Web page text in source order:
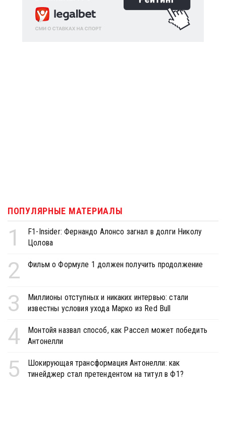
ПОПУЛЯРНЫЕ МАТЕРИАЛЫ
1
F1-Insider: Фернандо Алонсо загнал в долги Николу
Цолова
2 Фильм о Формуле 1 должен получить продолжение
3
Миллионы отступных и никаких интервью: стали
известны условия ухода Марко из Red Bull
4
Монтойя назвал способ, как Рассел может победить
Антонелли
5
Шокирующая трансформация Антонелли: как
тинейджер стал претендентом на титул в Ф1?